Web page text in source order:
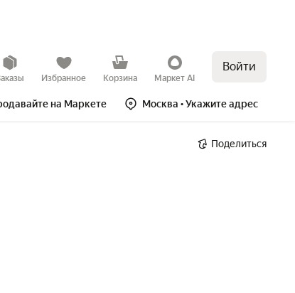
Избранное Корзина Маркет AI
Войти
на Маркете Москва • Укажите адрес
Поделиться